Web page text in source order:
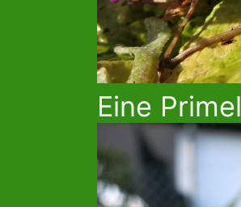
Eine Primel